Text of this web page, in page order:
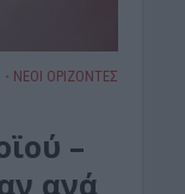
• ΝΕΟΙ ΟΡΙΖΟΝΤΕΣ
–
ανά